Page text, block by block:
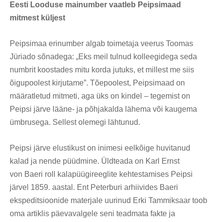
Eesti Looduse mainumber vaatleb Peipsimaad
mitmest küljest
Peipsimaa erinumber algab toimetaja veerus Toomas
Jüriado sõnadega: „Eks meil tulnud kolleegidega seda
numbrit koostades mitu korda jutuks, et millest me siis
õigupoolest kirjutame”. Tõepoolest, Peipsimaad on
määratletud mitmeti, aga üks on kindel – tegemist on
Peipsi järve lääne- ja põhjakalda lähema või kaugema
ümbrusega. Sellest olemegi lähtunud.
Peipsi järve elustikust on inimesi eelkõige huvitanud
kalad ja nende püüdmine. Üldteada on Karl Ernst
von Baeri roll kalapüügireeglite kehtestamises Peipsi
järvel 1859. aastal. Ent Peterburi arhiivides Baeri
ekspeditsioonide materjale uurinud Erki Tammiksaar toob
oma artiklis päevavalgele seni teadmata fakte ja